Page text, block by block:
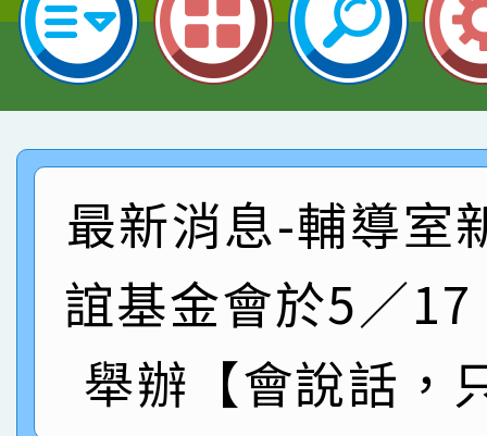
指導老師林老師
賽 劉文瑛教師榮獲教
臺灣台語-第二名
賀！本校參與2026世
市賽榮獲科學小創客佳
創客第三名。
賀！本校參加桃園市中
賽 洪綺君教師榮獲社
名
賀！本校阿巴斯O蜜、
倩參加桃園市科展 國
名 指導老師王老師、
賀！本校四年二班張O
園市英語競賽國小朗讀
賀！本校參加桃園市中
賽 劉文瑛教師榮獲教
臺灣台語-第二名
賀！本校參與2026世
市賽榮獲科學小創客佳
最新消息-輔導室
誼基金會於5／
舉辦【會說話，